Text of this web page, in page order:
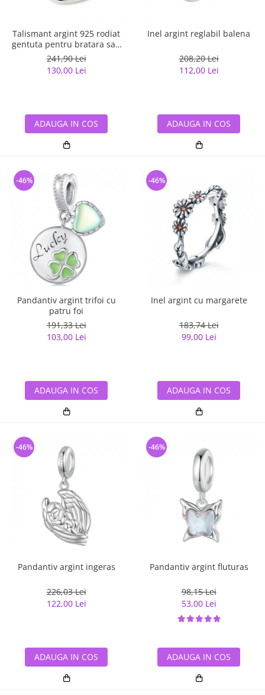
Talismant argint 925 rodiat
gentuta pentru bratara sau
lant
241,90 Lei
130,00 Lei
ADAUGA IN COS
Inel argint reglabil balena
208,20 Lei
112,00 Lei
ADAUGA IN COS
Pandantiv argint trifoi cu
patru foi
191,33 Lei
103,00 Lei
-46%
ADAUGA IN COS
Inel argint cu margarete
183,74 Lei
99,00 Lei
-46%
ADAUGA IN COS
Pandantiv argint ingeras
226,03 Lei
122,00 Lei
-46%
ADAUGA IN COS
Pandantiv argint fluturas
98,15 Lei
53,00 Lei
-46%
ADAUGA IN COS